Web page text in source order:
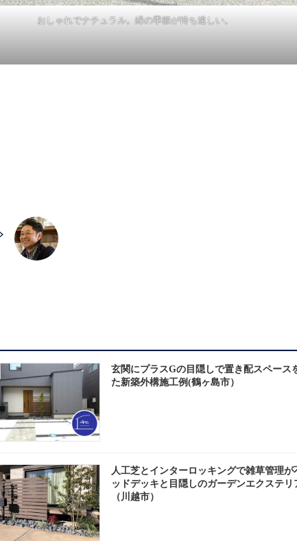
おしゃれでナチュラル。緑の季節が待ち遠しい。
玄関にプラスGの目隠しで置き配スペース
た新築外構施工例(鶴ヶ島市）
人工芝とインターロッキングで雑草管理が
ッドデッキと目隠しのガーデンエクステリ
（川越市）